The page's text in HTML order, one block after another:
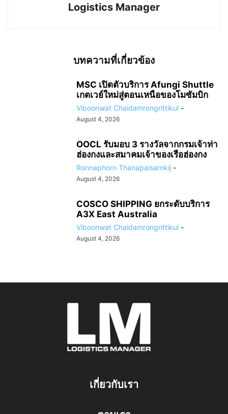
Logistics Manager
บทความที่เกี่ยวข้อง
MSC เปิดตัวบริการ Afungi Shuttle
เกตเวย์ใหม่สู่ตอนเหนือของโมซัมบิก
Viboonwat Chaidamrongrittikul -
August 4, 2026
OOCL รับมอบ 3 รางวัลจากกรมเจ้าท่า
ฮ่องกงและสมาคมเจ้าของเรือฮ่องกง
Ronnaphorn Thanapaisarnkij -
August 4, 2026
COSCO SHIPPING ยกระดับบริการ
A3X East Australia
Viboonwat Chaidamrongrittikul -
August 4, 2026
เกี่ยวกับเรา